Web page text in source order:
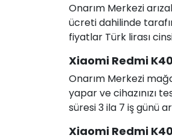
Onarım Merkezi
ücreti dahilinde
fiyatlar Türk lirası
Xiaomi Redmi
Onarım Merkezi
yapar ve cihazınızı
süresi 3 ila 7 iş günü
Xiaomi Redmi